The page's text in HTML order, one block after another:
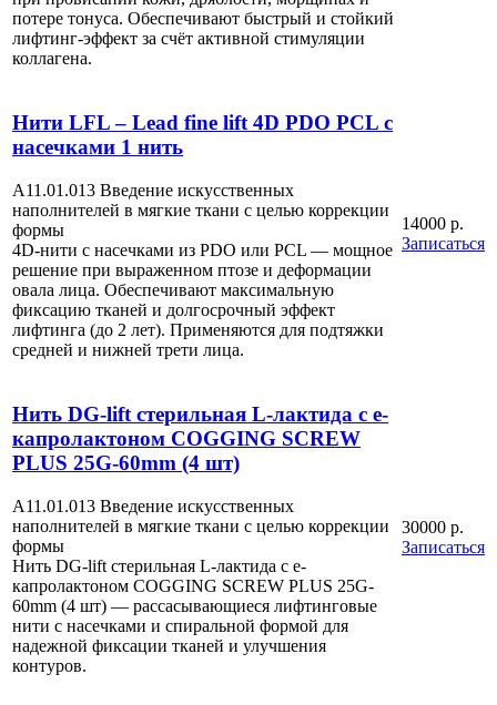
потере тонуса. Обеспечивают быстрый и стойкий
лифтинг-эффект за счёт активной стимуляции
коллагена.
Нити LFL – Lead fine lift 4D PDO PCL с
насечками 1 нить
A11.01.013 Введение искусственных
наполнителей в мягкие ткани с целью коррекции
формы
4D-нити с насечками из PDO или PCL — мощное
решение при выраженном птозе и деформации
овала лица. Обеспечивают максимальную
фиксацию тканей и долгосрочный эффект
лифтинга (до 2 лет). Применяются для подтяжки
средней и нижней трети лица.
14000 р.
Записаться
Нить DG-lift стерильная L-лактида с е-
капролактоном COGGING SCREW
PLUS 25G-60mm (4 шт)
A11.01.013 Введение искусственных
наполнителей в мягкие ткани с целью коррекции
формы
Нить DG-lift стерильная L-лактида с е-
капролактоном COGGING SCREW PLUS 25G-
60mm (4 шт) — рассасывающиеся лифтинговые
нити с насечками и спиральной формой для
надежной фиксации тканей и улучшения
контуров.
30000 р.
Записаться